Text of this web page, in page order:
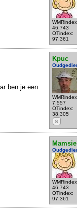
46.743
OTindex:
97.361
Kpuc
7.557
OTindex:
38.305
S
ben je een
Mamsie
46.743
OTindex:
97.361